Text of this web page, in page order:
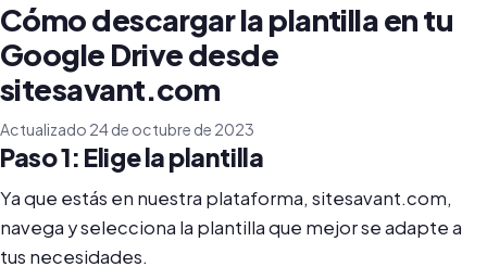
Cómo descargar la plantilla en tu
Google Drive desde
sitesavant.com
Actualizado 24 de octubre de 2023
Paso 1: Elige la plantilla
Ya que estás en nuestra plataforma, sitesavant.com,
navega y selecciona la plantilla que mejor se adapte a
tus necesidades.